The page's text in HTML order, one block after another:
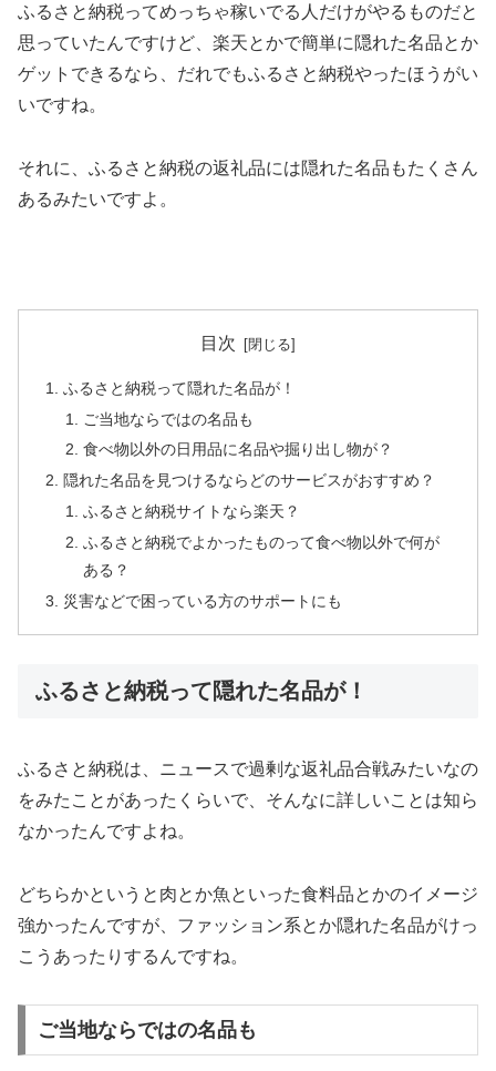
ふるさと納税ってめっちゃ稼いでる人だけがやるものだと
思っていたんですけど、楽天とかで簡単に隠れた名品とか
ゲットできるなら、だれでもふるさと納税やったほうがい
いですね。
それに、ふるさと納税の返礼品には隠れた名品もたくさん
あるみたいですよ。
目次
ふるさと納税って隠れた名品が！
ご当地ならではの名品も
食べ物以外の日用品に名品や掘り出し物が？
隠れた名品を見つけるならどのサービスがおすすめ？
ふるさと納税サイトなら楽天？
ふるさと納税でよかったものって食べ物以外で何が
ある？
災害などで困っている方のサポートにも
ふるさと納税って隠れた名品が！
ふるさと納税は、ニュースで過剰な返礼品合戦みたいなの
をみたことがあったくらいで、そんなに詳しいことは知ら
なかったんですよね。
どちらかというと肉とか魚といった食料品とかのイメージ
強かったんですが、ファッション系とか隠れた名品がけっ
こうあったりするんですね。
ご当地ならではの名品も